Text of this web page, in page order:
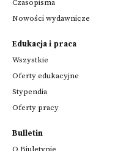
Czasopisma
Nowości wydawnicze
Edukacja i praca
Wszystkie
Oferty edukacyjne
Stypendia
Oferty pracy
Bulletin